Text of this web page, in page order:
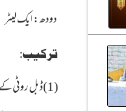
دودھ : ایک لیٹر
ترکیب:
(1)ڈبل روٹی کے ٹکڑے